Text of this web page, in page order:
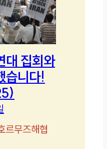
대 집회와
습니다!
르무즈해협